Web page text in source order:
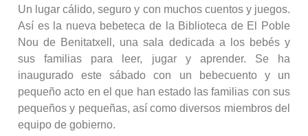
Un lugar cálido, seguro y con muchos cuentos y juegos.
Así es la nueva bebeteca de la Biblioteca de El Poble
Nou de Benitatxell, una sala dedicada a los bebés y
sus familias para leer, jugar y aprender. Se ha
inaugurado este sábado con un bebecuento y un
pequeño acto en el que han estado las familias con sus
pequeños y pequeñas, así como diversos miembros del
equipo de gobierno.